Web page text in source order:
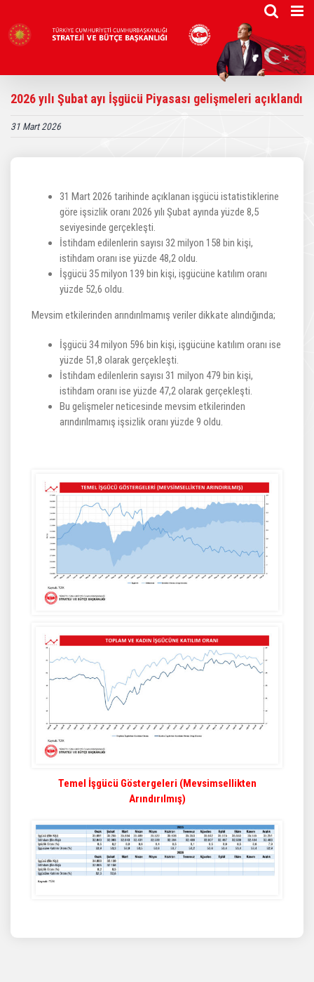
content
2026 yılı Şubat ayı İşgücü Piyasası gelişmeleri açıklandı
31 Mart 2026
31 Mart 2026 tarihinde açıklanan işgücü istatistiklerine
göre işsizlik oranı 2026 yılı Şubat ayında yüzde 8,5
seviyesinde gerçekleşti.
İstihdam edilenlerin sayısı 32 milyon 158 bin kişi,
istihdam oranı ise yüzde 48,2 oldu.
İşgücü 35 milyon 139 bin kişi, işgücüne katılım oranı
yüzde 52,6 oldu.
Mevsim etkilerinden arındırılmamış veriler dikkate alındığında;
İşgücü 34 milyon 596 bin kişi, işgücüne katılım oranı ise
yüzde 51,8 olarak gerçekleşti.
İstihdam edilenlerin sayısı 31 milyon 479 bin kişi,
istihdam oranı ise yüzde 47,2 olarak gerçekleşti.
Bu gelişmeler neticesinde mevsim etkilerinden
arındırılmamış işsizlik oranı yüzde 9 oldu.
Temel İşgücü Göstergeleri (Mevsimsellikten
Arındırılmış)